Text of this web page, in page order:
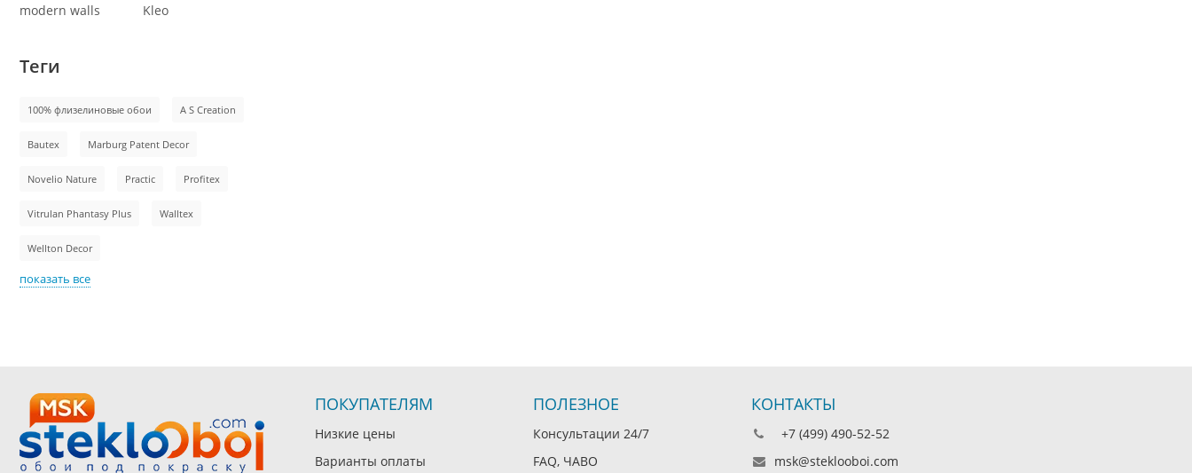
modern walls
Kleo
Теги
100% флизелиновые обои A S Creation
Bautex Marburg Patent Decor
Novelio Nature Practic Profitex
Vitrulan Phantasy Plus Walltex
Wellton Decor
показать все
ПОКУПАТЕЛЯМ
Низкие цены
Варианты оплаты
ПОЛЕЗНОЕ
Консультации 24/7
FAQ, ЧАВО
КОНТАКТЫ
+7 (499) 490-52-52
msk@steklooboi.com